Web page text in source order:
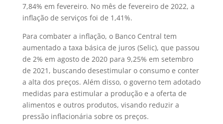
7,84% em fevereiro. No mês de fevereiro de 2022, a
inflação de serviços foi de 1,41%.
Para combater a inflação, o Banco Central tem
aumentado a taxa básica de juros (Selic), que passou
de 2% em agosto de 2020 para 9,25% em setembro
de 2021, buscando desestimular o consumo e conter
a alta dos preços. Além disso, o governo tem adotado
medidas para estimular a produção e a oferta de
alimentos e outros produtos, visando reduzir a
pressão inflacionária sobre os preços.